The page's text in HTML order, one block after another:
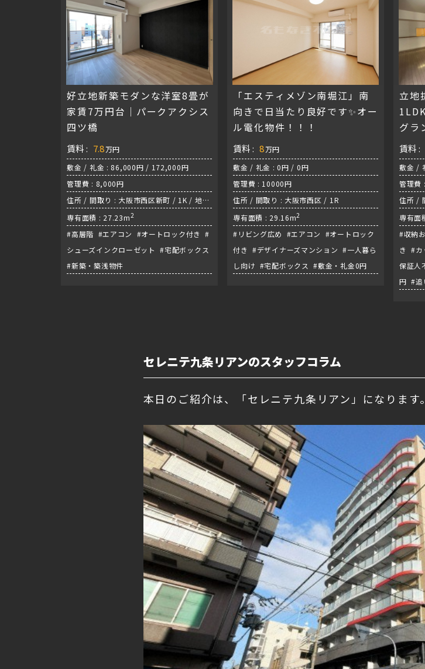
好立地新築モダンな洋室8畳が
家賃7万円台｜パークアクシス
四ツ橋
賃料 : 7.8万円
敷金 / 礼金 : 86,000円 / 172,000円
管理費 : 8,000円
住所 / 間取り : 大阪市西区新町 / 1K / 地下
鉄御堂筋線『心斎橋駅』
専有面積 : 27.23m2
#高層階 #エアコン #オートロック付き #
シューズインクローゼット #宅配ボックス
#新築・築浅物件
「エスティメゾン南堀江」南
向きで日当たり良好です✨オー
ル電化物件！！！
賃料 : 8万円
敷金 / 礼金 : 0円 / 0円
管理費 : 10000円
住所 / 間取り : 大阪市西区 / 1R
専有面積 : 29.16m2
#リビング広め #エアコン #オートロック
付き #デザイナーズマンション #一人暮ら
し向け #宅配ボックス #敷金・礼金0円
立地
グラ
賃料 :
敷金 /
管理費
住所 /
/ 千日
専有面
#収納
き #カ
保証人
円 #追
セレニテ九条リアンのスタッフコラム
本日のご紹介は、「セレニテ九条リアン」になります。